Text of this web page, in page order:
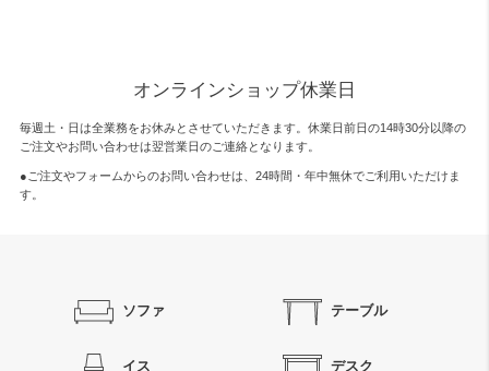
オンラインショップ休業日
毎週土・日は全業務をお休みとさせていただきます。休業日前日の14時30分以降の
ご注文やお問い合わせは翌営業日のご連絡となります。
●ご注文やフォームからのお問い合わせは、 24時間・年中無休でご利用いただけま
す。
ソファ テーブル
イス デスク